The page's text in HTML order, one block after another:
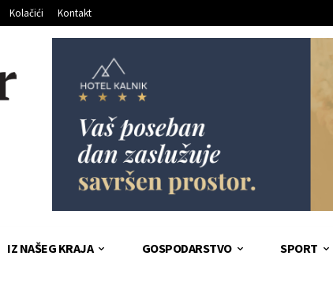
Kolačići Kontakt
IZ NAŠEG KRAJA GOSPODARSTVO SPORT